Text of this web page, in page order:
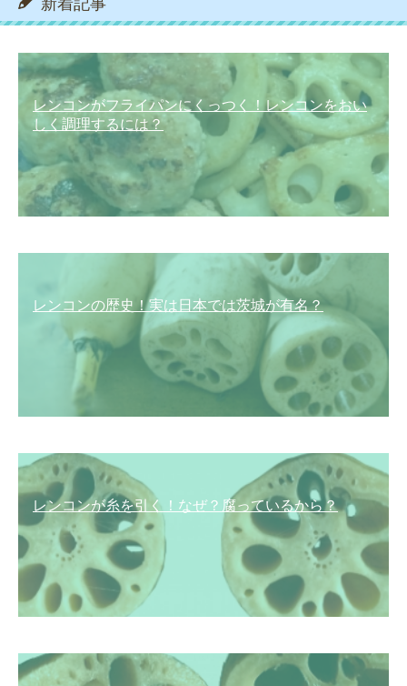
レンコンがフライパンにくっつく！レンコンをおい
しく調理するには？
レンコンの歴史！実は日本では茨城が有名？
レンコンが糸を引く！なぜ？腐っているから？